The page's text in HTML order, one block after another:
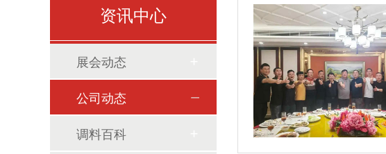
资讯中心
展会动态
公司动态
调料百科